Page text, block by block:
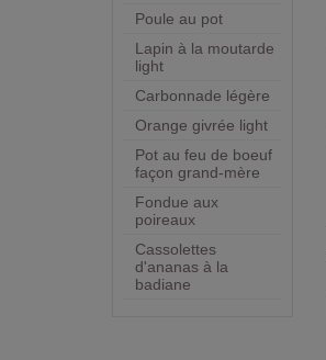
Poule au pot
Lapin à la moutarde
light
Carbonnade légère
Orange givrée light
Pot au feu de boeuf
façon grand-mère
Fondue aux
poireaux
Cassolettes
d'ananas à la
badiane